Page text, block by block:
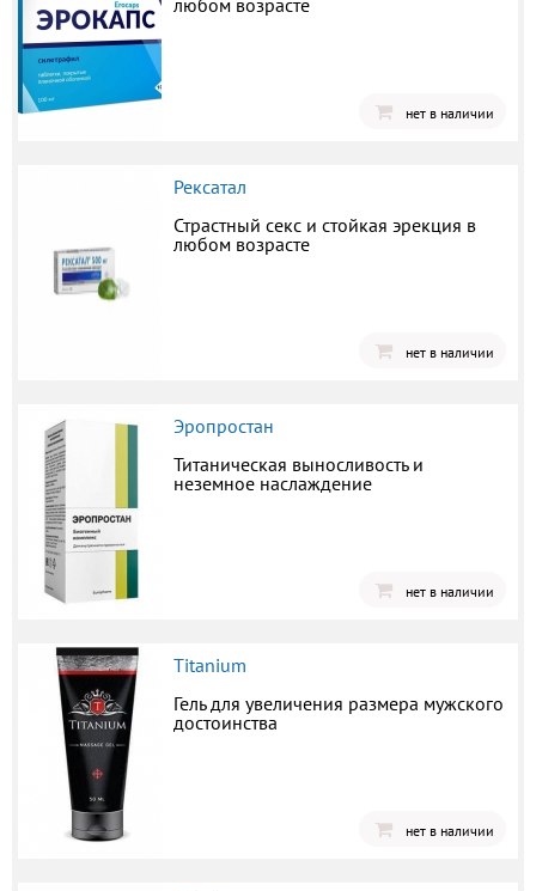
любом возрасте
нет в наличии
Рексатал
Страстный секс и стойкая эрекция в
любом возрасте
нет в наличии
Эропростан
Титаническая выносливость и
неземное наслаждение
нет в наличии
Titanium
Гель для увеличения размера мужского
достоинства
нет в наличии